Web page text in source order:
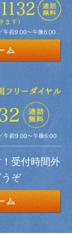
受付時間外
ぞ